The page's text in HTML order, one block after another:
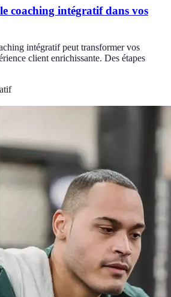
coaching intégratif dans vos
intégratif peut transformer vos
client enrichissante. Des étapes